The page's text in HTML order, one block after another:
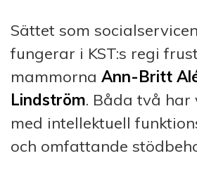
Sättet som
fungerar i KST:s regi
mammorna Ann-Britt
Lindström. Båda två har
med intellektuell
och omfattande